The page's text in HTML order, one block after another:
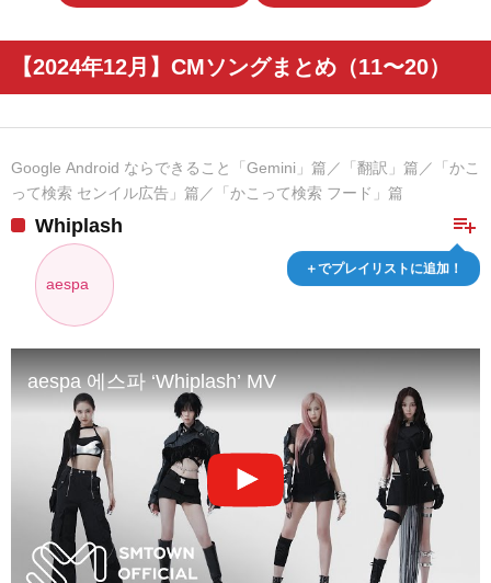
【2024年12月】CMソングまとめ（11〜20）
Google Android ならできること「Gemini」篇／「翻訳」篇／「かこ
って検索 センイル広告」篇／「かこって検索 フード」篇
playlist_add
＋でプレイリストに追加！
Whiplash
aespa
aespa 에스파 ‘Whiplash’ MV